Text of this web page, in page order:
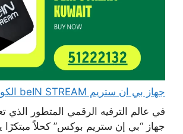
جهاز بي ان ستريم beIN STREAM الكويت مع اشتراك
في عالم الترفيه الرقمي المتطور الذي
جهاز “بي إن ستريم بوكس” كحلاً مبتكرًا